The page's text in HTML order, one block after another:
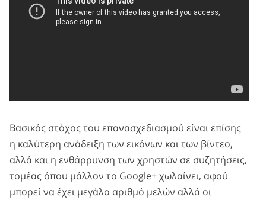
Βασικός στόχος του επανασχεδιασμού είναι επίσης
η καλύτερη ανάδειξη των εικόνων και των βίντεο,
αλλά και η ενθάρρυνση των χρηστών σε συζητήσεις,
τομέας όπου μάλλον το Google+ χωλαίνει, αφού
μπορεί να έχει μεγάλο αριθμό μελών αλλά οι